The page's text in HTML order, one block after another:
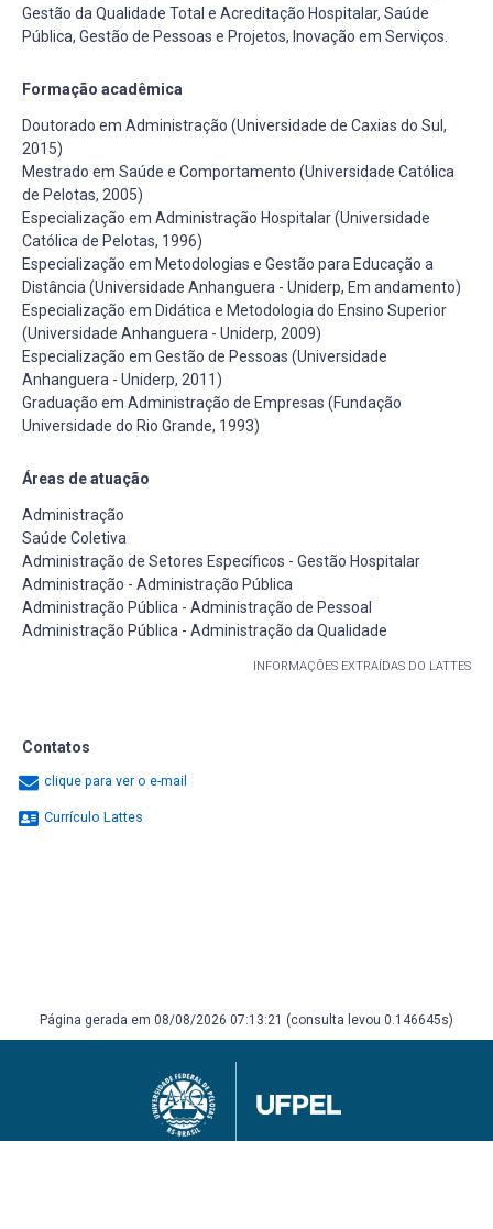
Gestão da Qualidade Total e Acreditação Hospitalar, Saúde
Pública, Gestão de Pessoas e Projetos, Inovação em Serviços.
Formação acadêmica
Doutorado em Administração (Universidade de Caxias do Sul,
2015)
Mestrado em Saúde e Comportamento (Universidade Católica
de Pelotas, 2005)
Especialização em Administração Hospitalar (Universidade
Católica de Pelotas, 1996)
Especialização em Metodologias e Gestão para Educação a
Distância (Universidade Anhanguera - Uniderp, Em andamento)
Especialização em Didática e Metodologia do Ensino Superior
(Universidade Anhanguera - Uniderp, 2009)
Especialização em Gestão de Pessoas (Universidade
Anhanguera - Uniderp, 2011)
Graduação em Administração de Empresas (Fundação
Universidade do Rio Grande, 1993)
Áreas de atuação
Administração
Saúde Coletiva
Administração de Setores Específicos - Gestão Hospitalar
Administração - Administração Pública
Administração Pública - Administração de Pessoal
Administração Pública - Administração da Qualidade
INFORMAÇÕES EXTRAÍDAS DO LATTES
Contatos
clique para ver o e-mail
Currículo Lattes
Página gerada em 08/08/2026 07:13:21 (consulta levou 0.146645s)